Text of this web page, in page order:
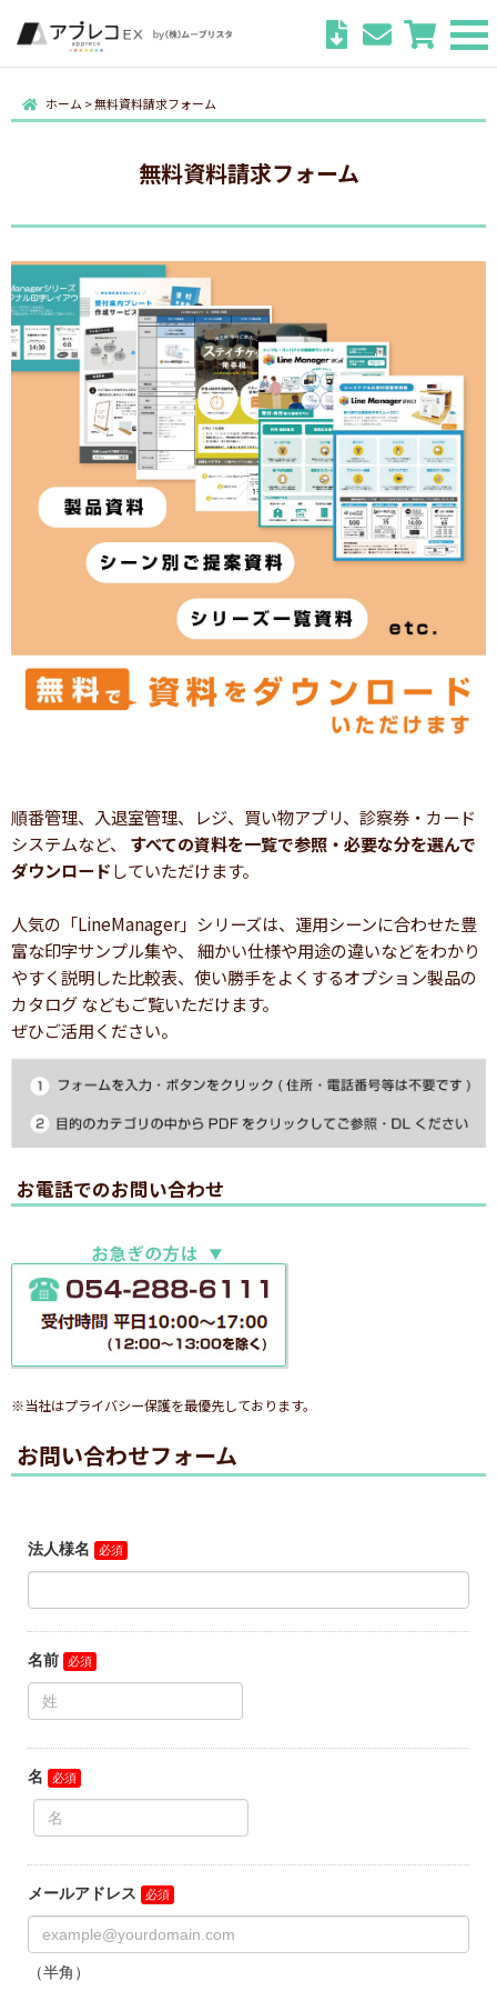
ホーム >無料資料請求フォーム
無料資料請求フォーム
順番管理、入退室管理、レジ、買い物アプリ、診察券・カード
システムなど、 すべての資料を一覧で参照・必要な分を選んで
ダウンロードしていただけます。
人気の「LineManager」シリーズは、運用シーンに合わせた豊
富な印字サンプル集や、 細かい仕様や用途の違いなどをわかり
やすく説明した比較表、使い勝手をよくするオプション製品の
カタログ などもご覧いただけます。
ぜひご活用ください。
お電話でのお問い合わせ
※当社はプライバシー保護を最優先しております。
お問い合わせフォーム